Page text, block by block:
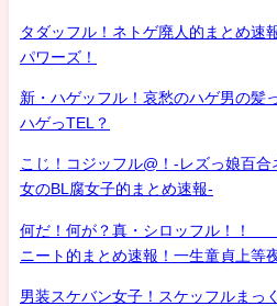
タダッフル！ネトゲ廃人的まとめ速
パワーズ！
新・ハゲッフル！哀愁のハゲ男の髪
ハゲっTEL？
こじ！コジッフル@！-レズっ娘百
女のBL腐女子的まとめ速報-
何だ！何が？真・シロッフル！
ニート的まとめ速報！一生童貞上等
男装スケバン女子！スケッフルまっ